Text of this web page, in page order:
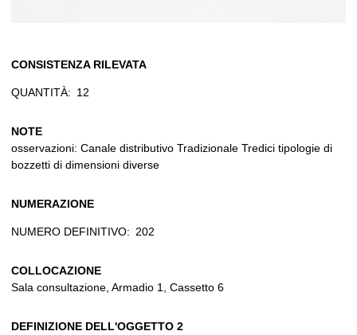
CONSISTENZA RILEVATA
QUANTITÀ: 12
NOTE
osservazioni: Canale distributivo Tradizionale Tredici tipologie di
bozzetti di dimensioni diverse
NUMERAZIONE
NUMERO DEFINITIVO: 202
COLLOCAZIONE
Sala consultazione, Armadio 1, Cassetto 6
DEFINIZIONE DELL'OGGETTO 2